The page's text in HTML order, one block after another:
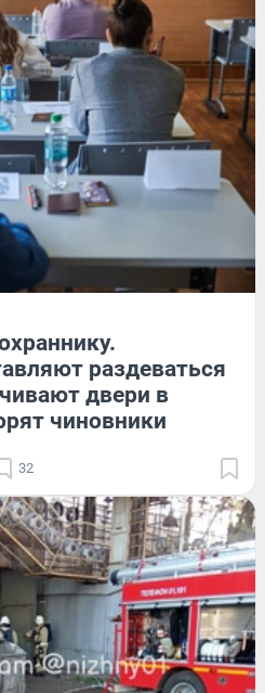
раздеваться
двери в
чиновники
32